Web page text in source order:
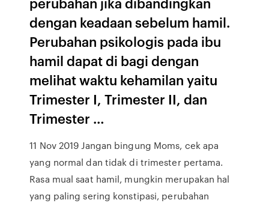
dengan keadaan sebelum hamil.
Perubahan psikologis pada ibu
hamil dapat di bagi dengan
melihat waktu kehamilan yaitu
Trimester I, Trimester II, dan
Trimester …
11 Nov 2019 Jangan bingung Moms, cek apa
yang normal dan tidak di trimester pertama.
Rasa mual saat hamil, mungkin merupakan hal
yang paling sering konstipasi, perubahan